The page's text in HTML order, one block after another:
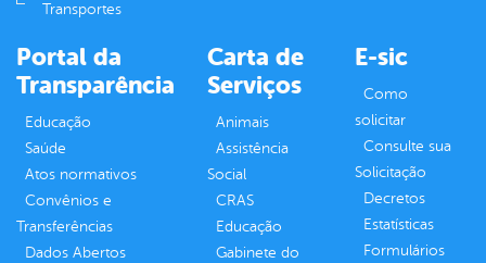
Transportes
Portal da
Transparência
Educação
Saúde
Atos normativos
Convênios e
Transferências
Dados Abertos
Carta de
Serviços
Animais
Assistência
Social
CRAS
Educação
Gabinete do
E-sic
Como
solicitar
Consulte sua
Solicitação
Decretos
Estatísticas
Formulários